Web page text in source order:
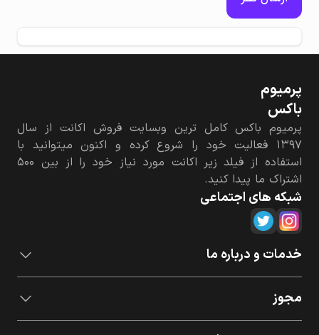
پرمیوم‌
باکس
پرمیوم باکس کامل ترین وبسایت فروش اکانت از سال
۱۳۹۷ فعالیت خود را شروع کرده و اکنون میتوانید با
استفاده از فیلد زیر اکانت مورد نیاز خود را از بین ۵۰۰
اشتراک ما پیدا کنید.
شبکه های اجتماعی
خدمات و درباره ما
مجوز